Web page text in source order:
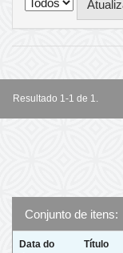
Resultado 1-1 de 1.
Conjunto de itens:
Data do
Título